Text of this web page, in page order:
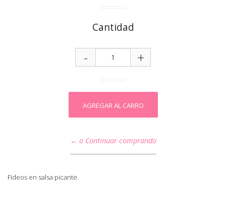
Cantidad
+
-
← o Continuar comprando
Fideos en salsa picante.